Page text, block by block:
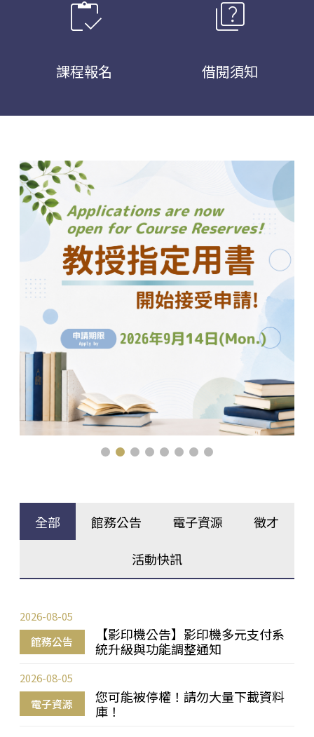
inventory
課程報名
quiz
借閱須知
全部 館務公告 電子資源 徵才
活動快訊
館務公告
【影印機公告】影印機多元支付系
統升級與功能調整通知
2026-08-05
電子資源
您可能被停權！請勿大量下載資料
庫！
2026-08-05